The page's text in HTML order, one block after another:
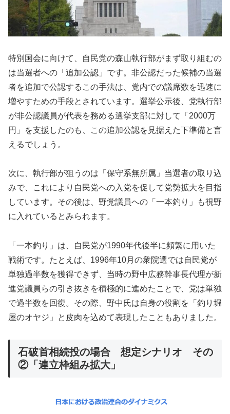
特別国会に向けて、自民党の森山執行部がまず取り組むの
は当選者への「追加公認」です。非公認だった候補の当選
者を追加で公認するこの手法は、党内での議席数を迅速に
増やすための手段とされています。選挙公示後、党執行部
が非公認議員が代表を務める選挙支部に対して「2000万
円」を支援したのも、この追加公認を見据えた下準備と言
えるでしょう。
次に、執行部が狙うのは「保守系無所属」当選者の取り込
みで、これにより自民党への入党を促して党勢拡大を目指
しています。その後は、野党議員への「一本釣り」も視野
に入れているとみられます。
「一本釣り」は、自民党が1990年代後半に頻繁に用いた
戦術です。たとえば、1996年10月の衆院選では自民党が
単独過半数を獲得できず、当時の野中広務幹事長代理が新
進党議員らの引き抜きを積極的に進めたことで、党は単独
で過半数を回復。その際、野中氏は自身の役割を「釣り堀
屋のオヤジ」と皮肉を込めて表現したこともありました。
石破首相続投の場合 想定シナリオ その
②「連立枠組み拡大」